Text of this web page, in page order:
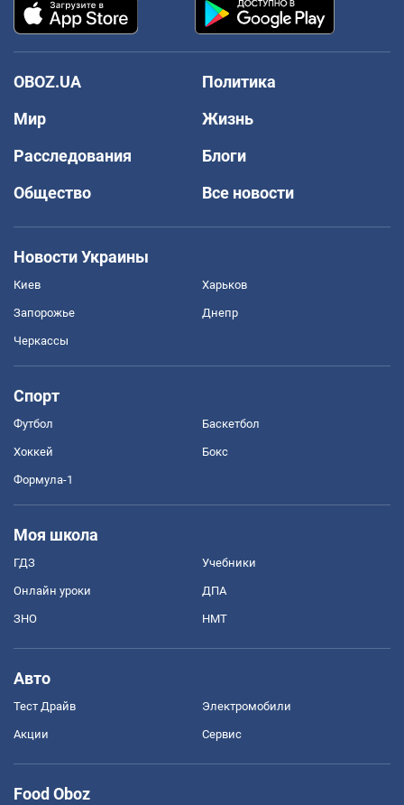
OBOZ.UA
Политика
Мир
Жизнь
Расследования
Блоги
Общество
Все новости
Новости Украины
Киев Харьков
Запорожье Днепр
Черкассы
Спорт
Футбол Баскетбол
Хоккей Бокс
Формула-1
Моя школа
ГДЗ Учебники
Онлайн уроки ДПА
ЗНО НМТ
Авто
Тест Драйв Электромобили
Акции Сервис
Food Oboz